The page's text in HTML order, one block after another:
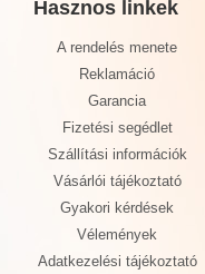
Hasznos linkek
A rendelés menete
Reklamáció
Garancia
Fizetési segédlet
Szállítási információk
Vásárlói tájékoztató
Gyakori kérdések
Vélemények
Adatkezelési tájékoztató